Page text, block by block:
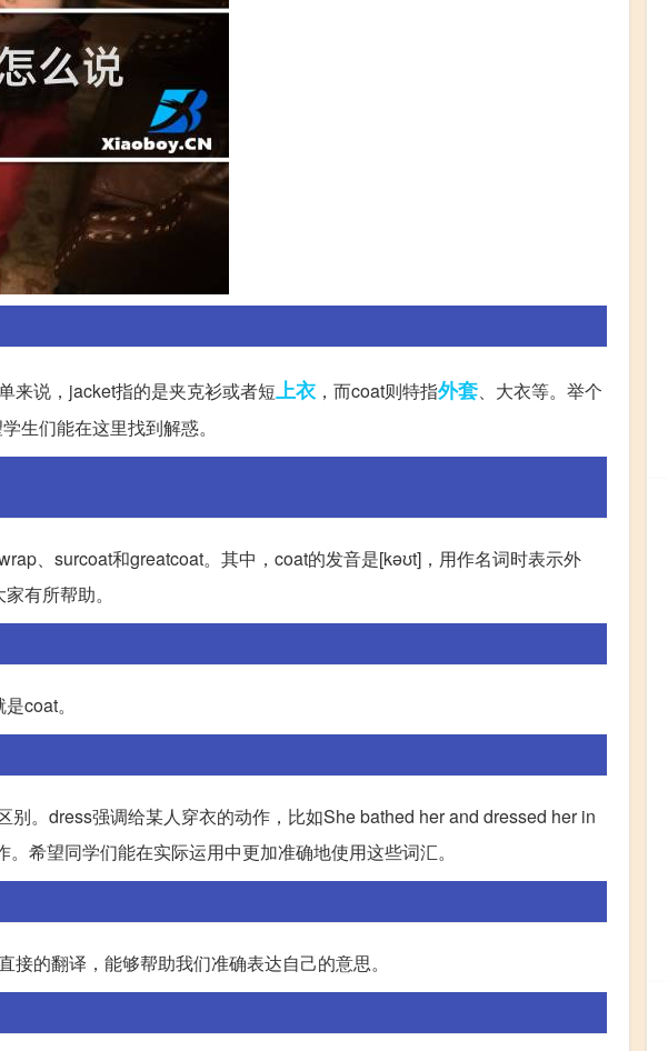
来说，jacket指的是夹克衫或者短上衣 ，而coat则特指外套、大衣等。举个
生们能在这里找到解惑。
、surcoat和greatcoat。其中，coat的发音是[kəʊt]，用作名词时表示外
有所帮助。
coat。
。dress强调给某人穿衣的动作，比如She bathed her and dressed her in
希望同学们能在实际运用中更加准确地使用这些词汇。
的翻译，能够帮助我们准确表达自己的意思。